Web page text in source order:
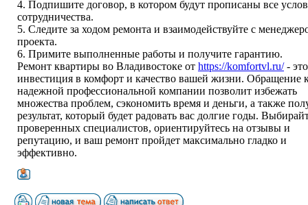
4. Подпишите договор, в котором будут прописаны все
сотрудничества.
5. Следите за ходом ремонта и взаимодействуйте с
проекта.
6. Примите выполненные работы и получите гарантию.
Ремонт квартиры во Владивостоке от https://komfortvl.ru/- это
инвестиция в комфорт и качество вашей жизни. Обращение
надежной профессиональной компании позволит избежать
множества проблем, сэкономить время и деньги, а также
результат, который будет радовать вас долгие годы.
проверенных специалистов, ориентируйтесь на отзывы и
репутацию, и ваш ремонт пройдет максимально гладко и
эффективно.